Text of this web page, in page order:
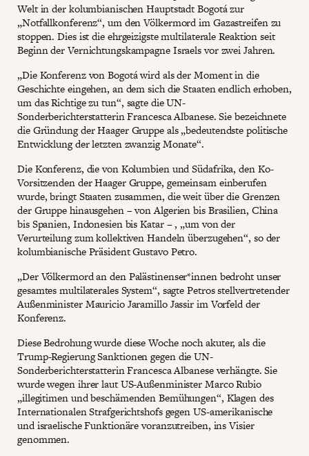
Welt in der kolumbianischen Hauptstadt Bogotá zur
„Notfallkonferenz“, um den Völkermord im Gazastreifen zu
stoppen. Dies ist die ehrgeizigste multilaterale Reaktion seit
Beginn der Vernichtungskampagne Israels vor zwei Jahren.
„Die Konferenz von Bogotá wird als der Moment in die
Geschichte eingehen, an dem sich die Staaten endlich erhoben,
um das Richtige zu tun“, sagte die UN-
Sonderberichterstatterin Francesca Albanese. Sie bezeichnete
die Gründung der Haager Gruppe als „bedeutendste politische
Entwicklung der letzten zwanzig Monate“.
Die Konferenz, die von Kolumbien und Südafrika, den Ko-
Vorsitzenden der Haager Gruppe, gemeinsam einberufen
wurde, bringt Staaten zusammen, die weit über die Grenzen
der Gruppe hinausgehen – von Algerien bis Brasilien, China
bis Spanien, Indonesien bis Katar – , „um von der
Verurteilung zum kollektiven Handeln überzugehen“, so der
kolumbianische Präsident Gustavo Petro.
„Der Völkermord an den Palästinenser*innen bedroht unser
gesamtes multilaterales System“, sagte Petros stellvertretender
Außenminister Mauricio Jaramillo Jassir im Vorfeld der
Konferenz.
Diese Bedrohung wurde diese Woche noch akuter, als die
Trump-Regierung Sanktionen gegen die UN-
Sonderberichterstatterin Francesca Albanese verhängte. Sie
wurde wegen ihrer laut US-Außenminister Marco Rubio
„illegitimen und beschämenden Bemühungen“, Klagen des
Internationalen Strafgerichtshofs gegen US-amerikanische
und israelische Funktionäre voranzutreiben, ins Visier
genommen.